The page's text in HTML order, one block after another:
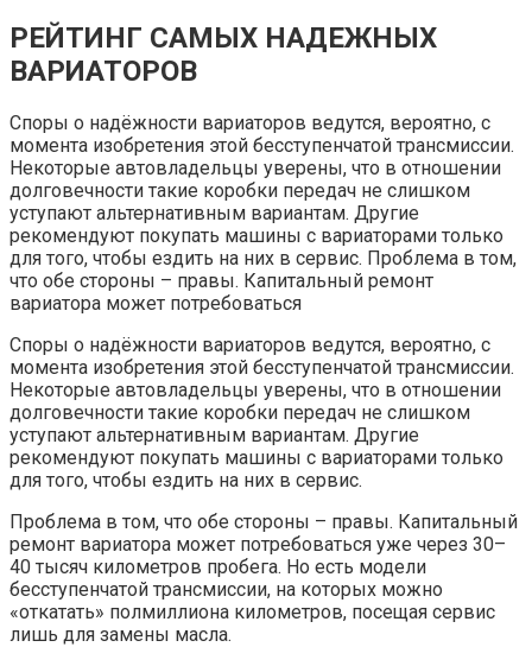
РЕЙТИНГ САМЫХ НАДЕЖНЫХ
ВАРИАТОРОВ
Споры о надёжности вариаторов ведутся, вероятно, с
момента изобретения этой бесступенчатой трансмиссии.
Некоторые автовладельцы уверены, что в отношении
долговечности такие коробки передач не слишком
уступают альтернативным вариантам. Другие
рекомендуют покупать машины с вариаторами только
для того, чтобы ездить на них в сервис. Проблема в том,
что обе стороны – правы. Капитальный ремонт
вариатора может потребоваться
Споры о надёжности вариаторов ведутся, вероятно, с
момента изобретения этой бесступенчатой трансмиссии.
Некоторые автовладельцы уверены, что в отношении
долговечности такие коробки передач не слишком
уступают альтернативным вариантам. Другие
рекомендуют покупать машины с вариаторами только
для того, чтобы ездить на них в сервис.
Проблема в том, что обе стороны – правы. Капитальный
ремонт вариатора может потребоваться уже через 30–
40 тысяч километров пробега. Но есть модели
бесступенчатой трансмиссии, на которых можно
«откатать» полмиллиона километров, посещая сервис
лишь для замены масла.